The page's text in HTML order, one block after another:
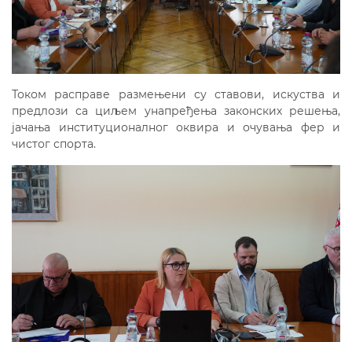
Током расправе размењени су ставови, искуства и
предлози са циљем унапређења законских решења,
јачања институционалног оквира и очувања фер и
чистог спорта.